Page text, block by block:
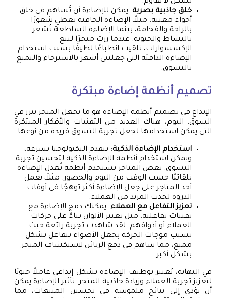
خلق جاذبية بصرية: يمكن للإضاءة أن تُساهم في خلق
أجواء معينة. مثلاً، الإضاءة الخافتة تعطي شعورًا
بالراحة والفخامة، بينما الإضاءة الساطعة تُشعر
بالنشاط والحيوية. عندما زرت متجرًا لبيع
الإكسسوارات، تلقيت انطباعًا لطيفًا بسبب استخدام
الإضاءة الدافئة التي جعلتني أشعر بالاسترخاء والتمتع
بالتسوق.
تصميم أنظمة إضاءة مبتكرة
الإبداع في تصميم أنظمة الإضاءة هو ما يجعل المتجر يبرز في
السوق. اليوم، هناك العديد من التقنيات والأفكار المبتكرة
التي يمكن استخدامها لجعل تجربة التسوق فريدة من نوعها.
استخدام الإضاءة الذكية: تتقدم التكنولوجيا بسرعة،
ويمكن استخدام أنظمة الإضاءة الذكية لتحسين تجربة
التسوق. بعض المتاجر تستخدم أنظمة تُعدل الإضاءة
تلقائيًا حسب الوقت من اليوم والحضور. مثلاً، يعمل
أحد المتاجر على جعل الإضاءة أكثر توهجًا في أوقات
الذروة لجذب المزيد من العملاء.
تعزيز التفاعل مع العملاء: يمكنك دمج الإضاءة مع
تقنيات تفاعلية، مثل تغيير الألوان بناءً على حركات
العملاء أو أذواقهم. لقد شاهدت تجربة رائعة حيث
تسبب موجات الحركة بجعل الأضواء تتفاعل بشكل
ممتع، مما ساهم في دفع الزبائن لاستكشاف المتجر
بشكل أكبر.
في النهاية، يُعتبر توظيف الإضاءة بشكل إبداعي عاملاً حيويًا
لتعزيز تجربة العملاء وزيادة جاذبية المتجر. تأثير الإضاءة يمكن
أن يؤدي إلى نتائج ملموسة في تحسين المبيعات، مما